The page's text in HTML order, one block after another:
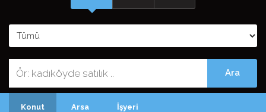
PAYLAŞIN
Portföylerinizi Müşterilerinize Sunun
Konut Arsa İşyeri